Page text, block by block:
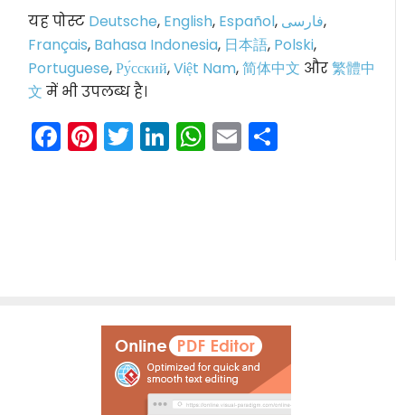
यह पोस्ट Deutsche, English, Español, فارسی,
Français, Bahasa Indonesia, 日本語, Polski,
Portuguese,Ру́сский,Việt Nam,简体中文 और繁體中
文 में भी उपलब्ध है।
Facebook
Pinterest
Twitter
LinkedIn
WhatsApp
Email